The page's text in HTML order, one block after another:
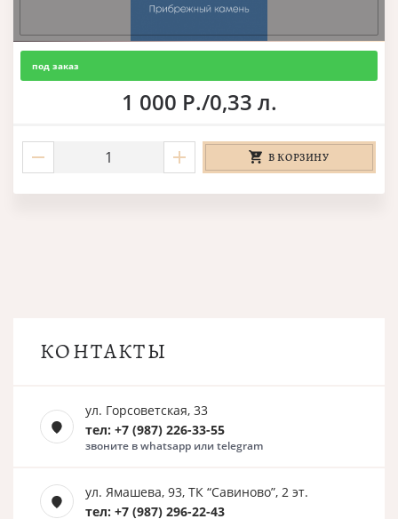
под заказ
1 000 Р./0,33 л.
В КОРЗИНУ
КОНТАКТЫ
ул. Горсоветская, 33
тел: +7 (987) 226-33-55
звоните в whatsapp или telegram
ул. Ямашева, 93, ТК “Савиново”, 2 эт.
тел: +7 (987) 296-22-43